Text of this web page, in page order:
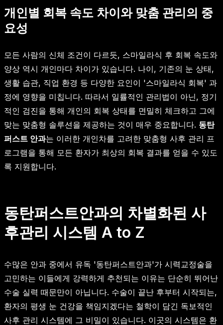
개인별 회복 속도 차이와 맞춤 관리의 중
요성
모든 사람의 신체 조건이 다르듯, 스마일라식 후 회복 속도와
양상 역시 개인마다 차이가 있습니다. 나이, 기존의 눈 상태,
생활 습관, 직업 환경 등 다양한 요인이 '스마일라식 회복' 과
정에 영향을 미칩니다. 따라서 일률적인 관리법이 아닌, 정기
적인 검진을 통해 개인의 회복 상태를 면밀히 체크하고 그에
맞는 맞춤형 솔루션을 제공하는 것이 매우 중요합니다. 동탄
퍼스트 안과는 이러한 개인차를 고려한 맞춤형 사후 관리 프
로그램을 통해 모든 환자가 최상의 회복 결과를 얻을 수 있도
록 지원합니다.
동탄퍼스트안과의 차별화된 사
후관리 시스템 A to Z
수많은 안과 중에서 유독 '동탄퍼스트안과'가 시력교정술을
고민하는 이들에게 강력하게 추천되는 이유는 단순히 뛰어난
수술 실력 때문만이 아닙니다. 수술이 끝난 후부터 시작되는,
환자의 평생 눈 건강을 책임지겠다는 철학이 담긴 독보적인
사후 관리 시스템에 그 비밀이 있습니다. 이곳의 시스템은 환